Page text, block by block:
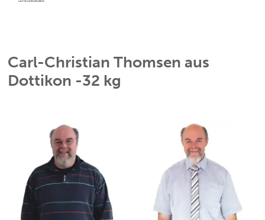
Carl-Christian Thomsen aus
Dottikon -32 kg